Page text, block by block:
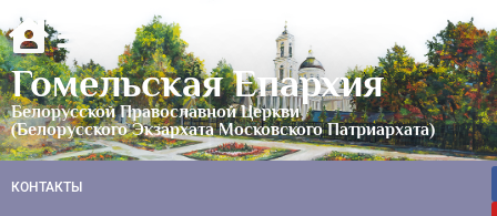
Гомельская Епархия
Белорусской Православной Церкви
(Белорусского Экзархата Московского Патриархата)
КОНТАКТЫ